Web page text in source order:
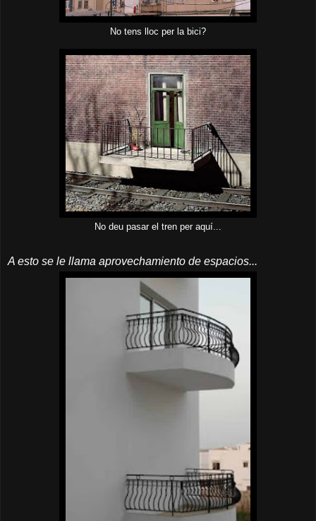
No tens lloc per la bici?
No deu pasar el tren per aquí...
A esto se le llama aprovechamiento de espacios...